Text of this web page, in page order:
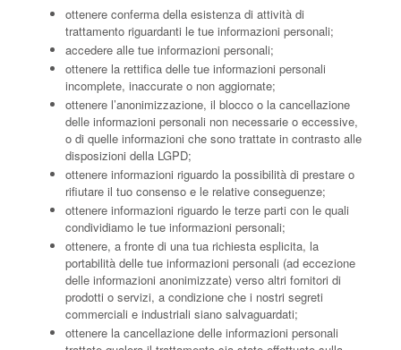
ottenere conferma della esistenza di attività di
trattamento riguardanti le tue informazioni personali;
accedere alle tue informazioni personali;
ottenere la rettifica delle tue informazioni personali
incomplete, inaccurate o non aggiornate;
ottenere l’anonimizzazione, il blocco o la cancellazione
delle informazioni personali non necessarie o eccessive,
o di quelle informazioni che sono trattate in contrasto alle
disposizioni della LGPD;
ottenere informazioni riguardo la possibilità di prestare o
rifiutare il tuo consenso e le relative conseguenze;
ottenere informazioni riguardo le terze parti con le quali
condividiamo le tue informazioni personali;
ottenere, a fronte di una tua richiesta esplicita, la
portabilità delle tue informazioni personali (ad eccezione
delle informazioni anonimizzate) verso altri fornitori di
prodotti o servizi, a condizione che i nostri segreti
commerciali e industriali siano salvaguardati;
ottenere la cancellazione delle informazioni personali